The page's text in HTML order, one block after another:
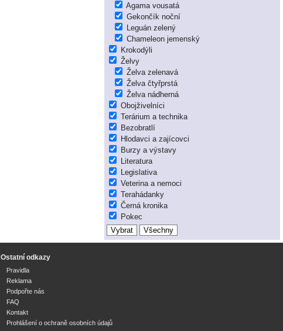
Agama vousatá
Gekončík noční
Leguán zelený
Chameleon jemenský
Krokodýli
Želvy
Želva zelenavá
Želva čtyřprstá
Želva nádherná
Obojživelníci
Terárium a technika
Bezobratlí
Hlodavci a zajícovci
Burzy a výstavy
Literatura
Legislativa
Veterina a nemoci
Terahádanky
Černá kronika
Pokec
Ostatní odkazy
Pravidla
Reklama
Podpořte nás
FAQ
Kontakt
Prohlášení o ochraně osobních údajů